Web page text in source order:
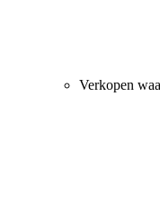
Verkopen